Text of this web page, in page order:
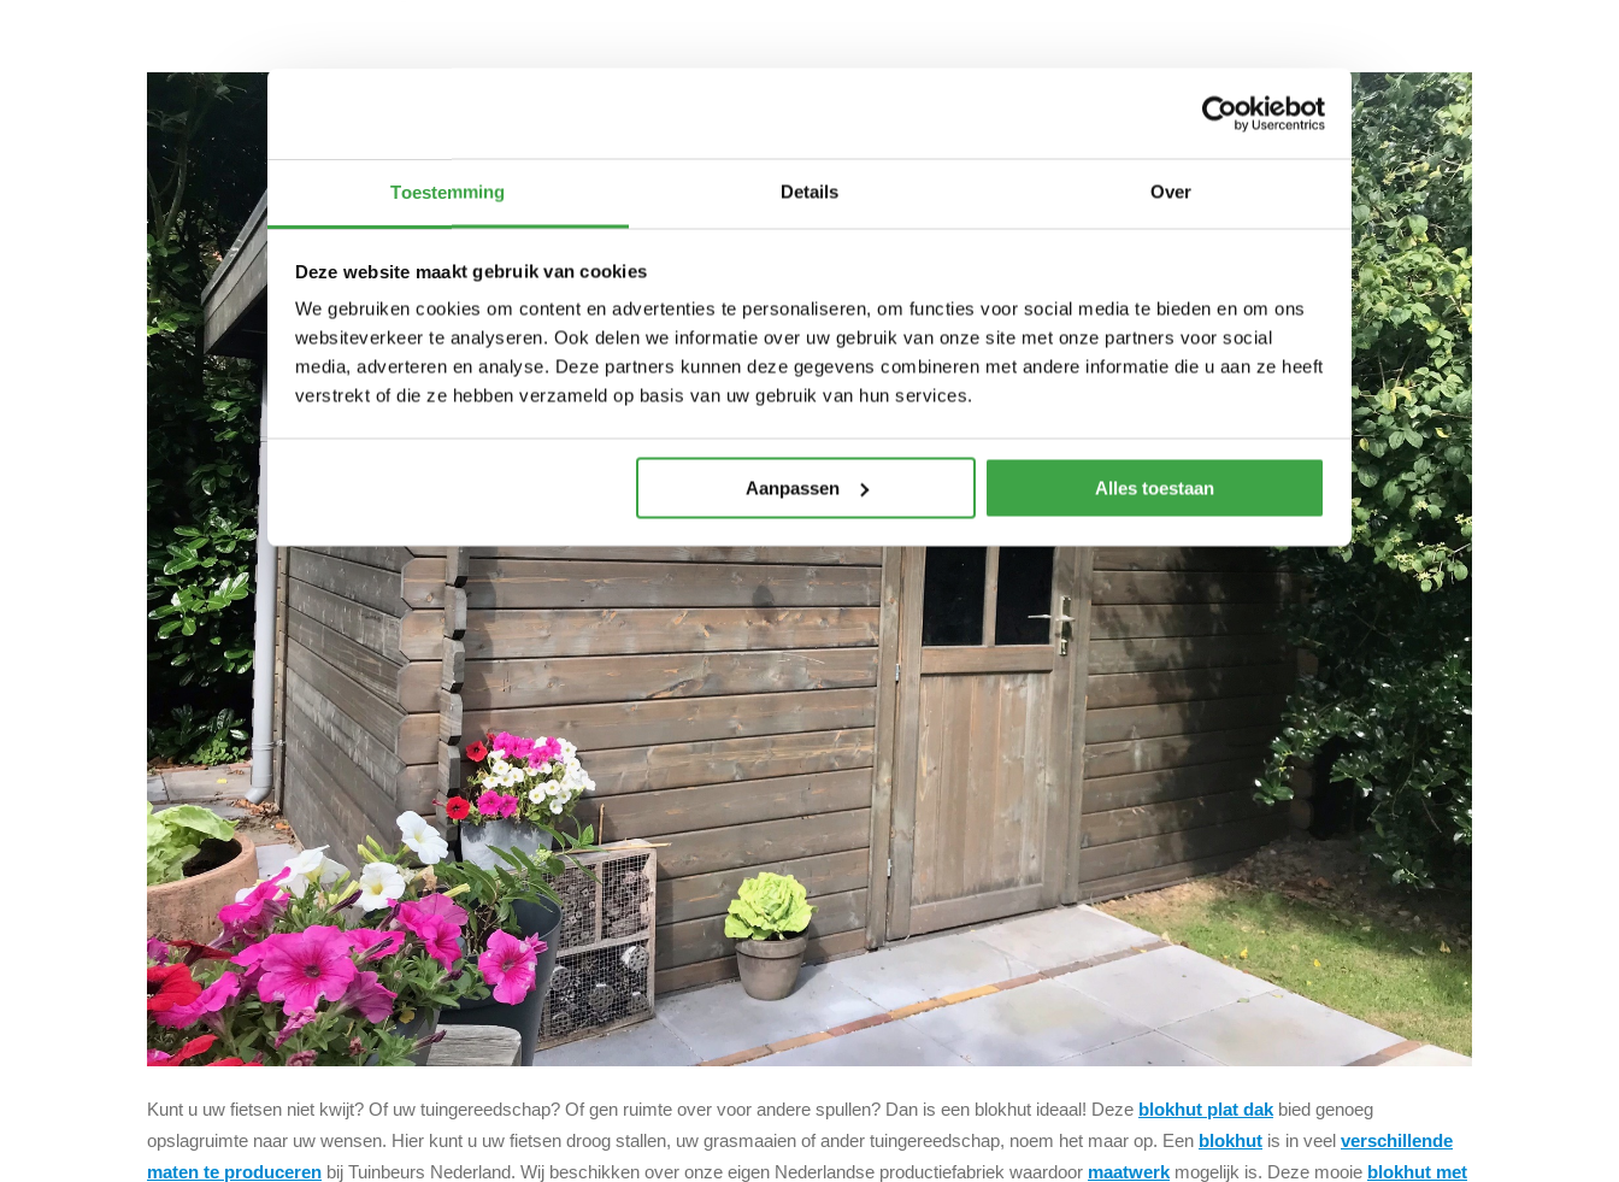
Toestemming Details Over
Deze website maakt gebruik van cookies
We gebruiken cookies om content en advertenties te personaliseren, om functies voor social media te bieden en om ons
websiteverkeer te analyseren. Ook delen we informatie over uw gebruik van onze site met onze partners voor social
media, adverteren en analyse. Deze partners kunnen deze gegevens combineren met andere informatie die u aan ze heeft
verstrekt of die ze hebben verzameld op basis van uw gebruik van hun services.
Aanpassen Alles toestaan
Kunt u uw fietsen niet kwijt? Of uw tuingereedschap? Of gen ruimte over voor andere spullen? Dan is een blokhut ideaal! Deze blokhut plat dak bied genoeg
opslagruimte naar uw wensen. Hier kunt u uw fietsen droog stallen, uw grasmaaien of ander tuingereedschap, noem het maar op. Een blokhut is in veel verschillende
maten te produceren bij Tuinbeurs Nederland. Wij beschikken over onze eigen Nederlandse productiefabriek waardoor maatwerk mogelijk is. Deze mooie blokhut met